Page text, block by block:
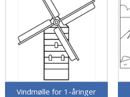
Vindmølle for 1-åringer